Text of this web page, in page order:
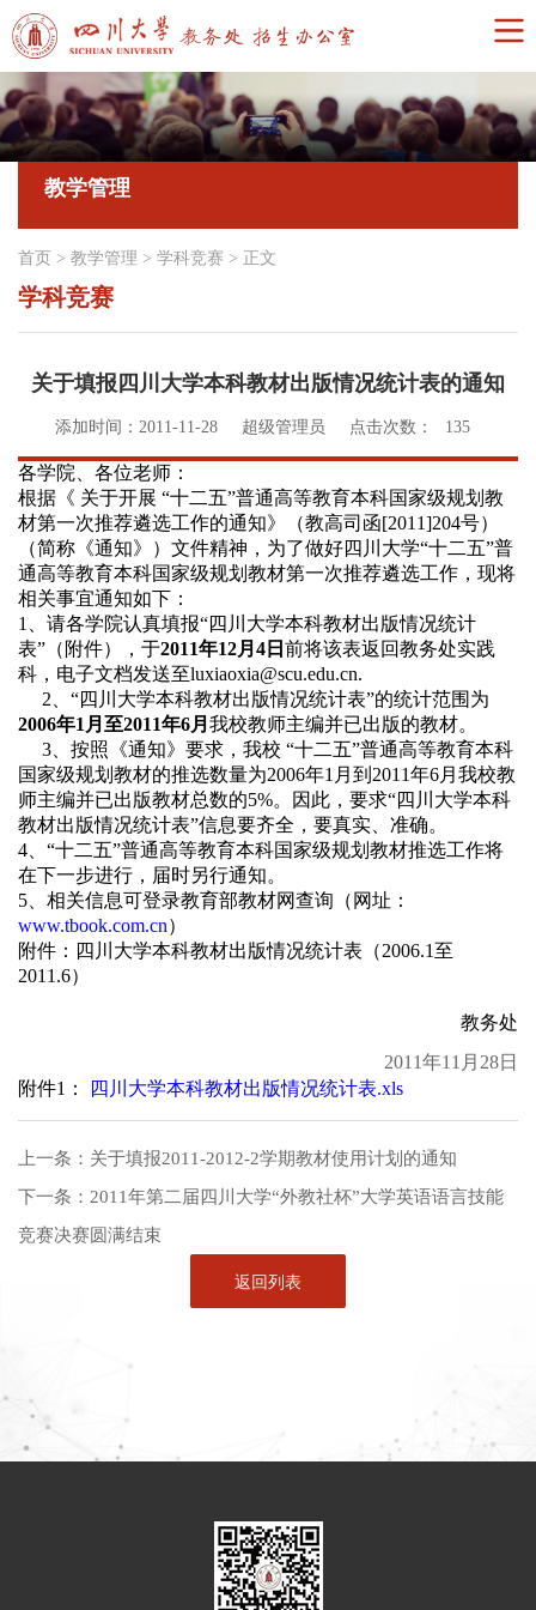
教学管理
首页 > 教学管理 > 学科竞赛 > 正文
学科竞赛
关于填报四川大学本科教材出版情况统计表的通知
添加时间：2011-11-28 超级管理员 点击次数： 135
各学院、各位老师：
根据《 关于开展 “十二五”普通高等教育本科国家级规划教
材第一次推荐遴选工作的通知》（教高司函[2011]204号）
（简称《通知》）文件精神，为了做好四川大学“十二五”普
通高等教育本科国家级规划教材第一次推荐遴选工作，现将
相关事宜通知如下：
1
、请各学院认真填报“四川大学本科教材出版情况统计
表”（附件），于2011年12月 4 日 前将该表返回教务处实践
科，电子文档发送至luxiaoxia@scu.edu.cn.
2
“四川大学本科教材出版情况统计表”的统计范围为
2006年1 月至2011年6月 我校教师主编并已出版的教材。
3 、按照 《通知》要求，我校 “十二五”普通高等教育本科
国家级规划教材的推选数量为2006年1 月到 2011年6月我校教
师主编并已出版教材总数的5%。因此，要求“四川大学本科
教材出版情况统计表”信息要齐全，要真实、准确。
4 、“十二五”普通高等教育本科国家级规划教材推选工作将
在下一步进行，届时另行通知。
5 、相关信息可登录教育部教材网查询（网址：
www.tbook.com.cn）
附件：四川大学本科教材出版情况统计表（2006.1至
2011.6）
教务处
2011年11月28日
附件1：
四川大学本科教材出版情况统计表.xls
上一条： 关于填报2011-2012-2学期教材使用计划的通知
下一条： 2011年第二届四川大学“外教社杯”大学英语语言技能
竞赛决赛圆满结束
返回列表